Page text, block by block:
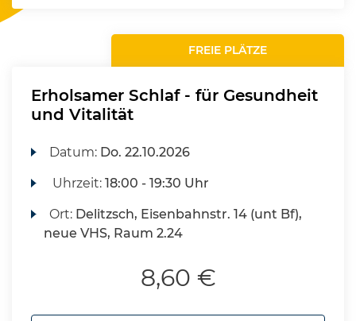
FREIE PLÄTZE
Erholsamer Schlaf - für Gesundheit
und Vitalität
Datum: Do. 22.10.2026
Uhrzeit:18:00 - 19:30 Uhr
Ort: Delitzsch, Eisenbahnstr. 14 (unt Bf),
neue VHS, Raum 2.24
8,60 €